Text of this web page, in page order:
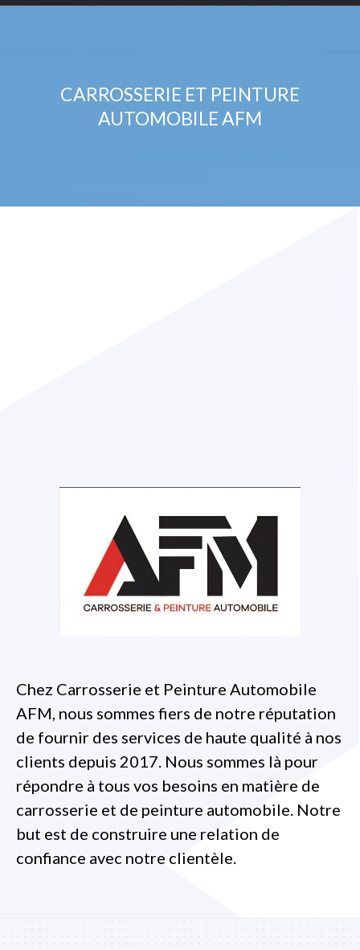
CARROSSERIE ET PEINTURE
AUTOMOBILE AFM
Chez Carrosserie et Peinture Automobile
AFM, nous sommes fiers de notre réputation
de fournir des services de haute qualité à nos
clients depuis 2017. Nous sommes là pour
répondre à tous vos besoins en matière de
carrosserie et de peinture automobile. Notre
but est de construire une relation de
confiance avec notre clientèle.